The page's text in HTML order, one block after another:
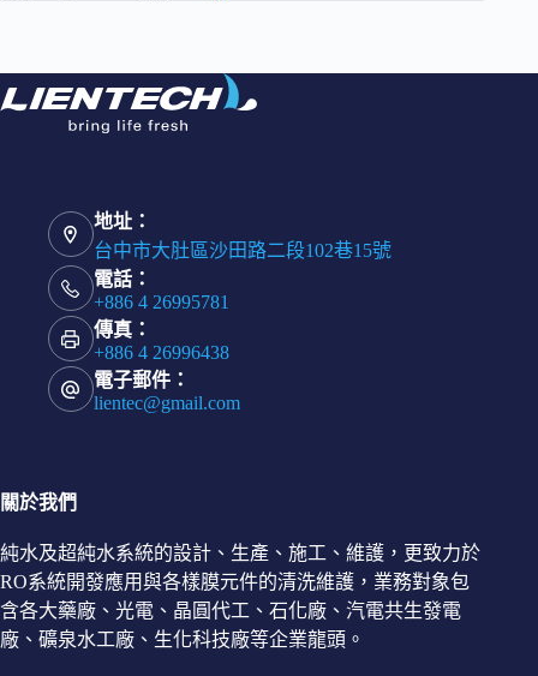
地址：
台中市大肚區沙田路二段102巷15號
電話：
+886 4 26995781
傳真：
+886 4 26996438
電子郵件：
lientec@gmail.com
關於我們
純水及超純水系統的設計、生產、施工、維護，更致力於
RO系統開發應用與各樣膜元件的清洗維護，業務對象包
含各大藥廠、光電、晶圓代工、石化廠、汽電共生發電
廠、礦泉水工廠、生化科技廠等企業龍頭。